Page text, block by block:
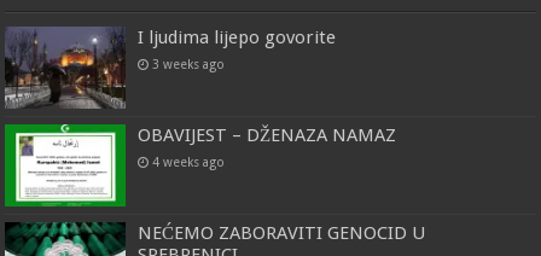
I ljudima lijepo govorite
3 weeks ago
OBAVIJEST – DŽENAZA NAMAZ
4 weeks ago
NEĆEMO ZABORAVITI GENOCID U